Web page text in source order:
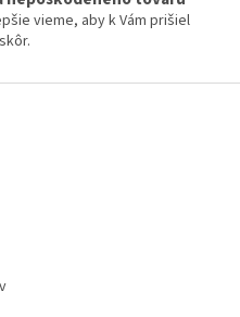
vieme, aby k Vám prišiel